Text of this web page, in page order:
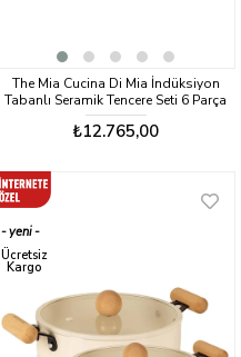
The Mia Cucina Di Mia İndüksiyon
Tabanlı Seramik Tencere Seti 6 Parça
₺12.765,00
yeni
ürün
Ücretsiz
Kargo